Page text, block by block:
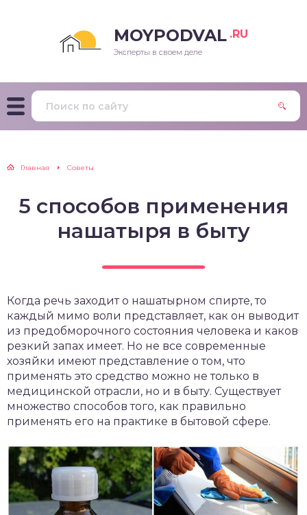
MOYPODVAL .RU
Эксперты в своем деле
Главная Советы
5 способов применения
нашатыря в быту
Когда речь заходит о нашатырном спирте, то
каждый мимо воли представляет, как он выводит
из предобморочного состояния человека и каков
резкий запах имеет. Но не все современные
хозяйки имеют представление о том, что
применять это средство можно не только в
медицинской отрасли, но и в быту. Существует
множество способов того, как правильно
применять его на практике в бытовой сфере.